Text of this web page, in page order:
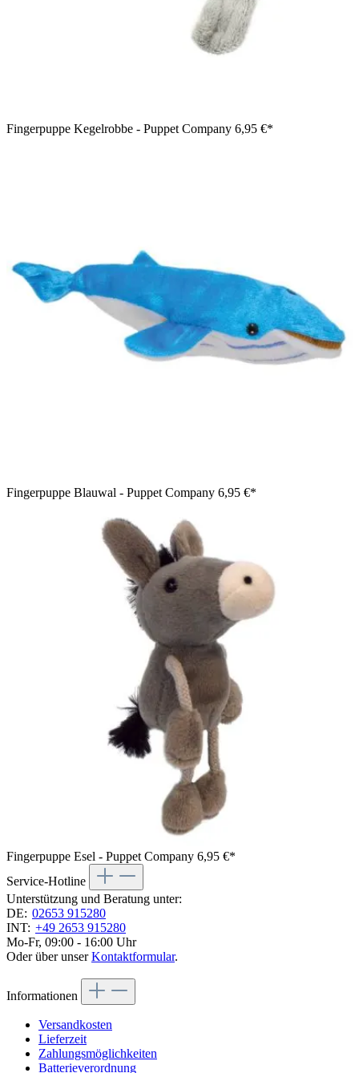
Fingerpuppe Kegelrobbe - Puppet Company 6,95 €*
Fingerpuppe Blauwal - Puppet Company 6,95 €*
Fingerpuppe Esel - Puppet Company 6,95 €*
Service-Hotline
Unterstützung und Beratung unter:
DE: 02653 915280
INT: +49 2653 915280
Mo-Fr, 09:00 - 16:00 Uhr
Oder über unserKontaktformular.
Informationen
Versandkosten
Lieferzeit
Zahlungsmöglichkeiten
Batterieverordnung